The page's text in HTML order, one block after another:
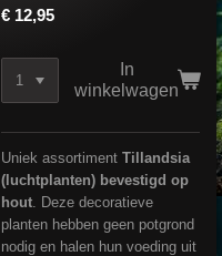
€ 12,95
In
winkelwagen
Uniek assortiment Tillandsia
(luchtplanten) bevestigd op
hout . Deze decoratieve
planten hebben geen potgrond
nodig en halen hun voeding uit